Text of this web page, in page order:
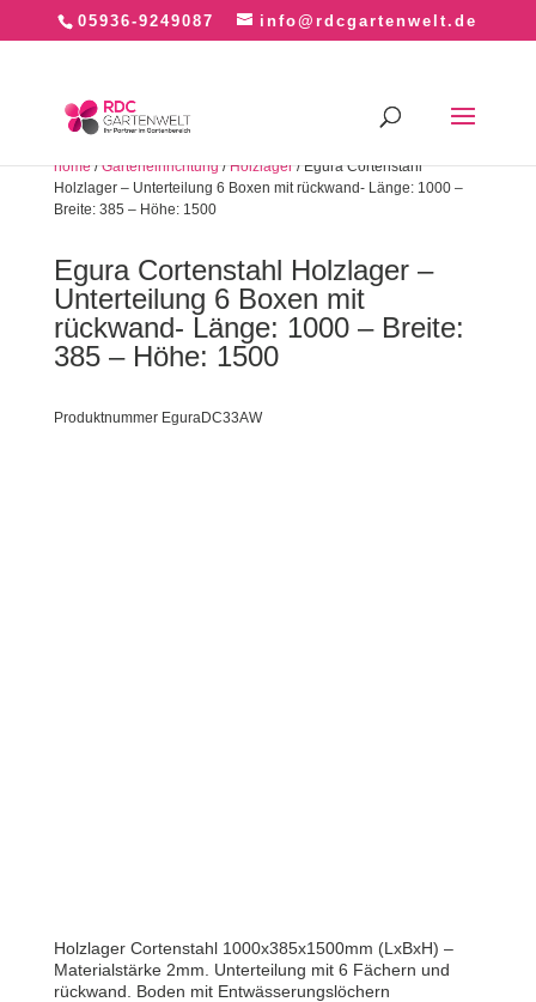
05936-9249087 info@rdcgartenwelt.de
home/Garteneinrichtung/Holzlager/ Egura Cortenstahl
Holzlager – Unterteilung 6 Boxen mit rückwand- Länge: 1000 –
Breite: 385 – Höhe: 1500
Egura Cortenstahl Holzlager –
Unterteilung 6 Boxen mit
rückwand- Länge: 1000 – Breite:
385 – Höhe: 1500
Produktnummer EguraDC33AW
Holzlager Cortenstahl 1000x385x1500mm (LxBxH) –
Materialstärke 2mm. Unterteilung mit 6 Fächern und
rückwand. Boden mit Entwässerungslöchern